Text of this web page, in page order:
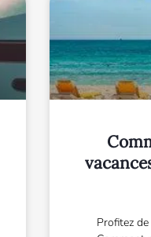
Profitez